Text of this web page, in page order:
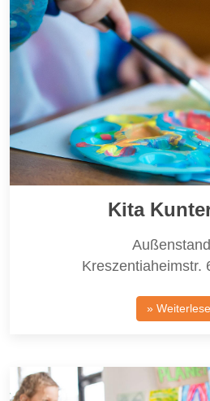
Kita
Kreszentiaheimstr.
»